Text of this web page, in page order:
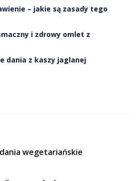
– jakie są zasady tego
i zdrowy omlet z
dania z kaszy jaglanej
wegetariańskie